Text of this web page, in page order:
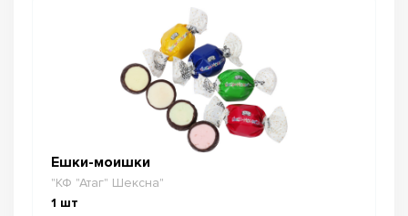
Ешки-моишки
"КФ "Атаг" Шексна"
1 шт